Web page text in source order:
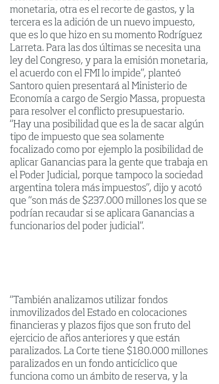
monetaria, otra es el recorte de gastos, y la
tercera es la adición de un nuevo impuesto,
que es lo que hizo en su momento Rodríguez
Larreta. Para las dos últimas se necesita una
ley del Congreso, y para la emisión monetaria,
el acuerdo con el FMI lo impide”, planteó
Santoro quien presentará al Ministerio de
Economía a cargo de Sergio Massa, propuesta
para resolver el conflicto presupuestario.
“Hay una posibilidad que es la de sacar algún
tipo de impuesto que sea solamente
focalizado como por ejemplo la posibilidad de
aplicar Ganancias para la gente que trabaja en
el Poder Judicial, porque tampoco la sociedad
argentina tolera más impuestos”, dijo y acotó
que “son más de $237.000 millones los que se
podrían recaudar si se aplicara Ganancias a
funcionarios del poder judicial”.
“También analizamos utilizar fondos
inmovilizados del Estado en colocaciones
financieras y plazos fijos que son fruto del
ejercicio de años anteriores y que están
paralizados. La Corte tiene $180.000 millones
paralizados en un fondo anticíclico que
funciona como un ámbito de reserva, y la